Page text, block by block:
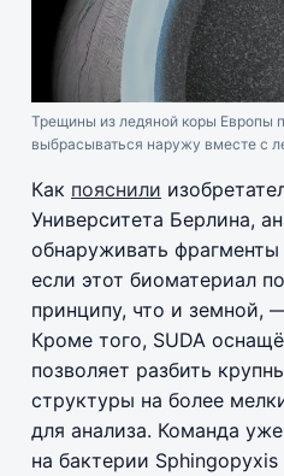
Трещины из ледяной коры Европы
выбрасываться наружу вместе с
Как пояснили
Университета Берлина,
обнаруживать
если этот биоматериал
принципу, что и земной,
Кроме того, SUDA
позволяет разбить
структуры на более
для анализа. Команда
на бактерии Sphingopyxis